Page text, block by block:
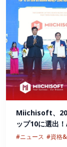
Miichisoft、
ップ10に選出
#ニュース #資格